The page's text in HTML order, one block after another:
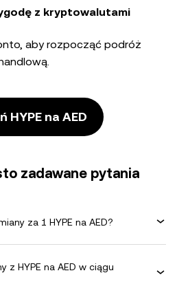
z kryptowalutami
aby rozpocząć podróż
HYPE na AED
zadawane pytania
za 1 HYPE na AED?
z HYPE na AED w ciągu